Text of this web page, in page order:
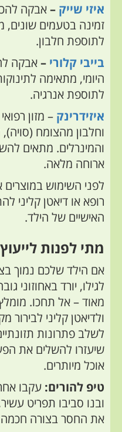
איזי שייק –אבקה
זמינה בטעמים שונים,
לתוספת חלבון.
בייבי קלורי –אבקה
היומי, מתאימה
לתוספת אנרגיה.
איזידרינק – מזון
וחלבון מהצומח
והמינרלים. מתאים
ארוחה מלאה.
לפני השימוש
רופא או דיאטן קליני
האישיים של הילד.
מתי לפנות
אם הילד שלכם נמוך
לגילו, יורד באחוזוני
מאוד – אל תחכו.
ולדיאטן קליני לבירור
לשלב פתרונות
שיעזרו להשלים את
אוכל מיותרים.
טיפ להורים: עקבו
ובנו סביבו תפריט
את החסר בצורה חכמה